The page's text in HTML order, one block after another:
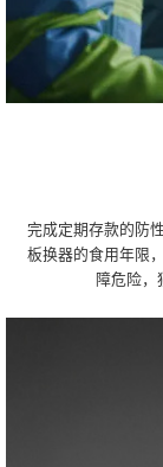
完成定期存款的防
板换器的食用年限
障危险，